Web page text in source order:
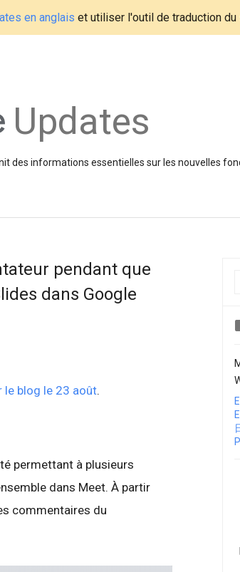
en anglais et utiliser l'outil de traduction
Updates
des informations essentielles sur les nouvelles
pendant que
dans Google
le blog le 23 août.
permettant à plusieurs
dans Meet. À partir
commentaires du